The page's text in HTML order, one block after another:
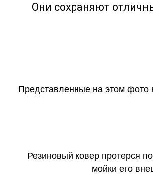
Они сохраняют
Представленные на этом фото
Резиновый ковер протерся
мойки его